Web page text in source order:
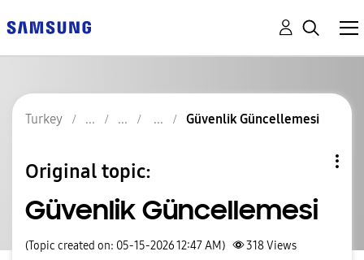
Turkey Güvenlik Güncellemesi
Original topic:
Güvenlik Güncellemesi
(Topic created on: 05-15-2026 12:47 AM) 318Views